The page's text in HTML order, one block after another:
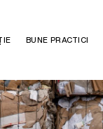
BUNE PRACTICI